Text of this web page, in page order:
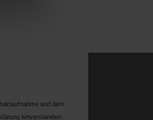
und dem
einverstanden: